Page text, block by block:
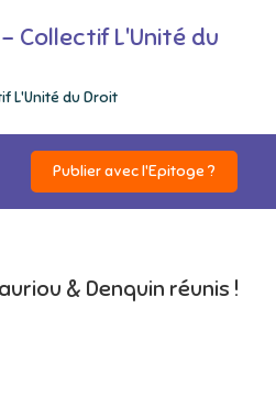
Collectif L'Unité du
L'Unité du Droit
Publier avec l'Epitoge ?
& Denquin réunis !